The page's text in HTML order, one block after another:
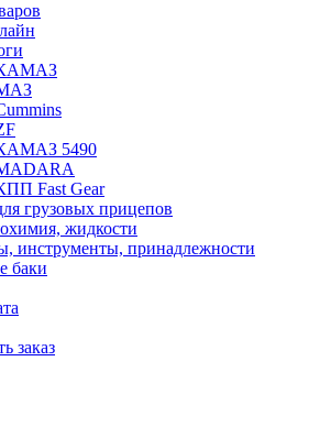
КАМАЗ
МАЗ
КАМАЗ 5490
Fast Gear
грузовых прицепов
жидкости
инструменты, принадлежности
баки
заказ